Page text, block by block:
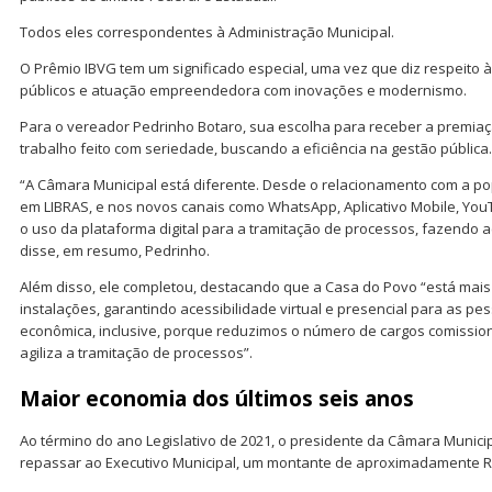
Todos eles correspondentes à Administração Municipal.
O Prêmio IBVG tem um significado especial, uma vez que diz respeito
públicos e atuação empreendedora com inovações e modernismo.
Para o vereador Pedrinho Botaro, sua escolha para receber a
trabalho feito com seriedade, buscando a eficiência na gestão pública.
“A Câmara Municipal está diferente. Desde o relacionamento com a
em LIBRAS, e nos novos canais como WhatsApp, Aplicativo Mobile,
o uso da plataforma digital para a tramitação de processos, fazendo
disse, em resumo, Pedrinho.
Além disso, ele completou, destacando que a Casa do Povo “está
instalações, garantindo acessibilidade virtual e presencial para as
econômica, inclusive, porque reduzimos o número de cargos
agiliza a tramitação de processos”.
Maior economia dos últimos seis anos
Ao término do ano Legislativo de 2021, o presidente da Câmara
repassar ao Executivo Municipal, um montante de aproximadamente